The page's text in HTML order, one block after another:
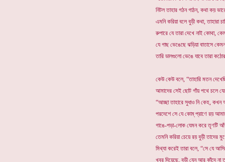
নিটল তাহার গঠন গাঠন, কথা কয়
এমনি করিয়া বলে বুড়ী কথা, তাহারা
রুপারে যে তারা দেখে নাই কোথা,
যে গাছ ভেঙেছে ঝড়িয়া বাতাসে
তারি ডালগুলো ভেঙে যাবে তারা
কেউ কেউ বলে, “তাহারি মতন
আমাদের সেই ছোট গাঁয় পথে চলে
“আচ্ছা তাহারে সুধাও নি কেহ, কখন
পরদেশে সে যে কোম্ প্রাণে রয়
গাঙে-পড়া-লোক যেমন করে তৃণটি
তেমনি করিয়া চেয়ে রয় বুড়ী তাদের
মিথ্যা করেই তারা বলে, “সে যে
খবর দিয়েছে, বুড়ী যেন আর কাঁদে না